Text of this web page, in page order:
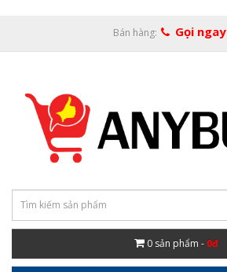
Bán hàng: Gọi ngay
0 sản phẩm - 0đ